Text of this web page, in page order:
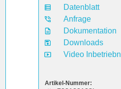
Datenblatt
Anfrage
Dokumentation
Downloads
Video
Artikel-Nummer: